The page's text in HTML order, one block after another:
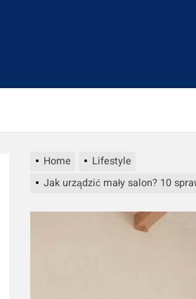
Home
Lifestyle
Jak urządzić mały salon? 10